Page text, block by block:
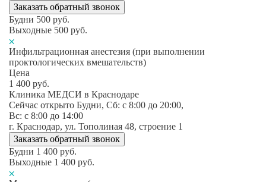
Заказать обратный звонок
Будни 500 руб.
Выходные 500 руб.
Инфильтрационная анестезия (при выполнении
проктологических вмешательств)
Цена
1 400 руб.
Клиника МЕДСИ в Краснодаре
Сейчас открыто Будни, Сб: c 8:00 до 20:00,
Вс: c 8:00 до 14:00
г. Краснодар, ул. Тополиная 48, строение 1
Заказать обратный звонок
Будни 1 400 руб.
Выходные 1 400 руб.